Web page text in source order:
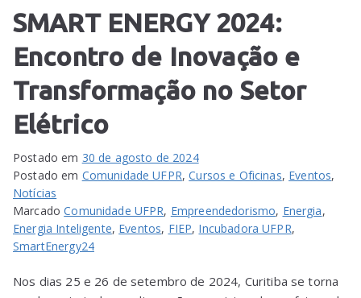
SMART ENERGY 2024:
Encontro de Inovação e
Transformação no Setor
Elétrico
Postado em 30 de agosto de 2024
Postado em Comunidade UFPR,Cursos e Oficinas, Eventos,
Notícias
MarcadoComunidade UFPR, Empreendedorismo, Energia,
Energia Inteligente, Eventos, FIEP, Incubadora UFPR,
SmartEnergy24
Nos dias 25 e 26 de setembro de 2024, Curitiba se torna